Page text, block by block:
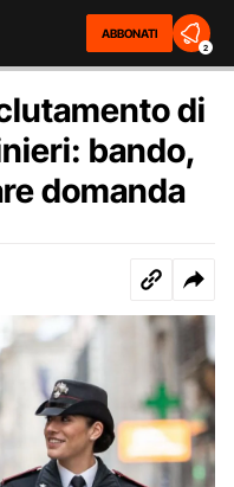
ABBONATI
2
di
bando,
domanda